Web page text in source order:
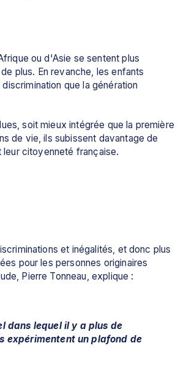
ou d'Asie se sentent plus
plus. En revanche, les enfants
que la génération
soit mieux intégrée que la première
de vie, ils subissent davantage de
citoyenneté française.
et inégalités, et donc plus
pour les personnes originaires
Pierre Tonneau, explique :
dans lequel il y a plus de
expérimentent un plafond de